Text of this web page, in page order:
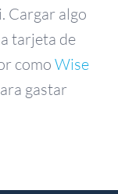
Cargar algo
tarjeta de
como Wise
gastar